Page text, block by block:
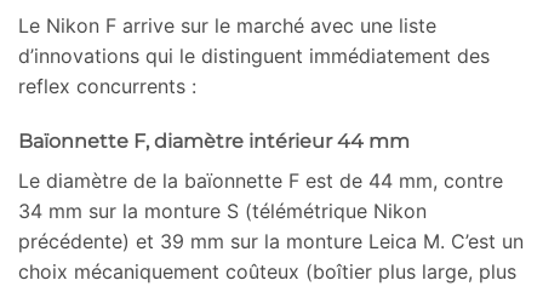
Le Nikon F arrive sur le marché avec une liste
d’innovations qui le distinguent immédiatement des
reflex concurrents :
Baïonnette F, diamètre intérieur 44 mm
Le diamètre de la baïonnette F est de 44 mm, contre
34 mm sur la monture S (télémétrique Nikon
précédente) et 39 mm sur la monture Leica M. C’est un
choix mécaniquement coûteux (boîtier plus large, plus